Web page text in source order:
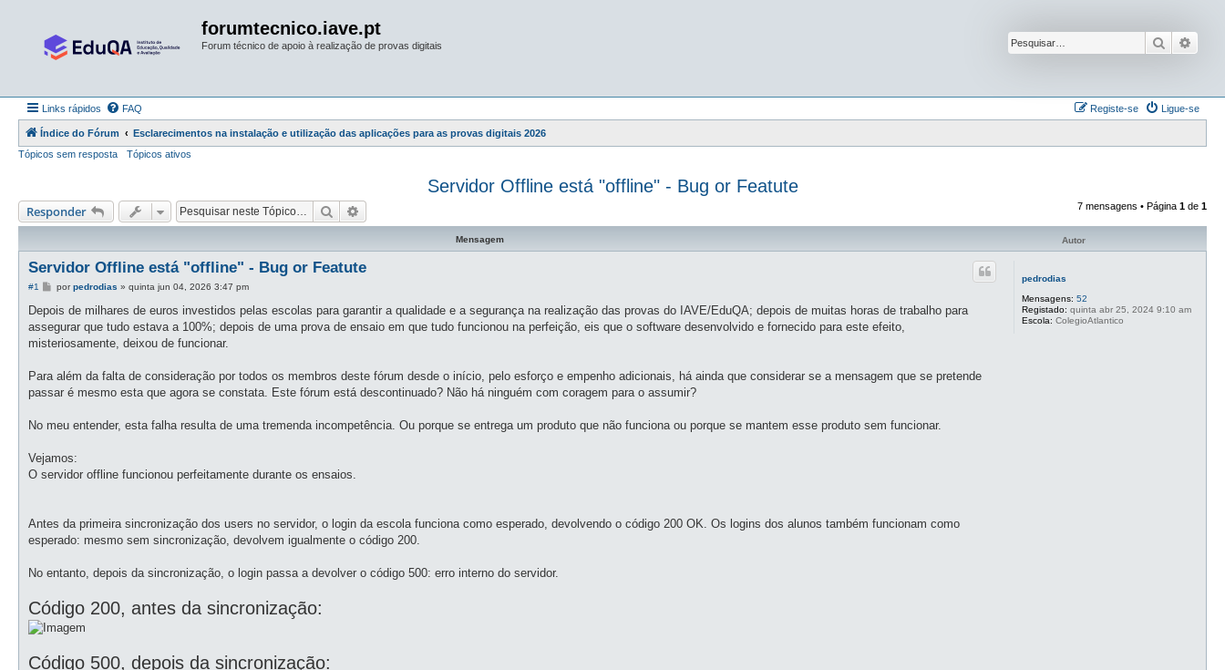
forumtecnico.iave.pt
Forum técnico de apoio à realização de provas digitais Pesquisar
Links rápidos FAQ Ligue-se
Registe-se
Índice do Fórum
Esclarecimentos na instalação e utilização das aplicações para as provas digitais 2026
Tópicos sem resposta
Tópicos ativos
Servidor Offline está "offline" - Bug or Featute
Responder Pesquisar 7 mensagens • Página 1 de 1
Mensagem Autor
pedrodias
Mensagens: 52
Registado: quinta abr 25, 2024 9:10 am
Escola: ColegioAtlantico
Servidor Offline está "offline" - Bug or Featute
#1
M
n
a
g
porpedrodias » quinta jun 04, 2026 3:47 pm
Depois de milhares de euros investidos pelas escolas para garantir a qualidade e a segurança na realização das provas do IAVE/EduQA; depois de muitas horas de trabalho para
assegurar que tudo estava a 100%; depois de uma prova de ensaio em que tudo funcionou na perfeição, eis que o software desenvolvido e fornecido para este efeito,
misteriosamente, deixou de funcionar.
Para além da falta de consideração por todos os membros deste fórum desde o início, pelo esforço e empenho adicionais, há ainda que considerar se a mensagem que se pretende
passar é mesmo esta que agora se constata. Este fórum está descontinuado? Não há ninguém com coragem para o assumir?
No meu entender, esta falha resulta de uma tremenda incompetência. Ou porque se entrega um produto que não funciona ou porque se mantem esse produto sem funcionar.
Vejamos:
O servidor offline funcionou perfeitamente durante os ensaios.
Antes da primeira sincronização dos users no servidor, o login da escola funciona como esperado, devolvendo o código 200 OK. Os logins dos alunos também funcionam como
esperado: mesmo sem sincronização, devolvem igualmente o código 200.
No entanto, depois da sincronização, o login passa a devolver o código 500: erro interno do servidor.
Código 200, antes da sincronização:
Código 500, depois da sincronização: